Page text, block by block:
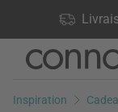
produits en stock,
Aller
contenu
Aller
la
Inspiration